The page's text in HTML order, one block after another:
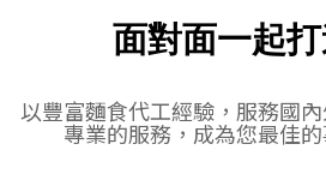
面對面一起
以豐富麵食代工經驗，服務國
專業的服務，成為您最佳的